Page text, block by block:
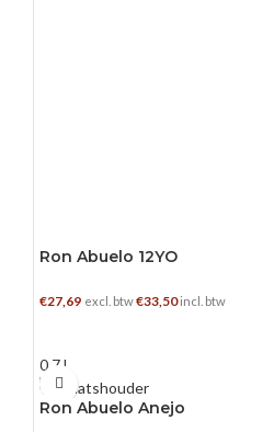
Ron Abuelo 12YO
€27,69 excl. btw€33,50incl. btw
0.7 L
Ron Abuelo Anejo